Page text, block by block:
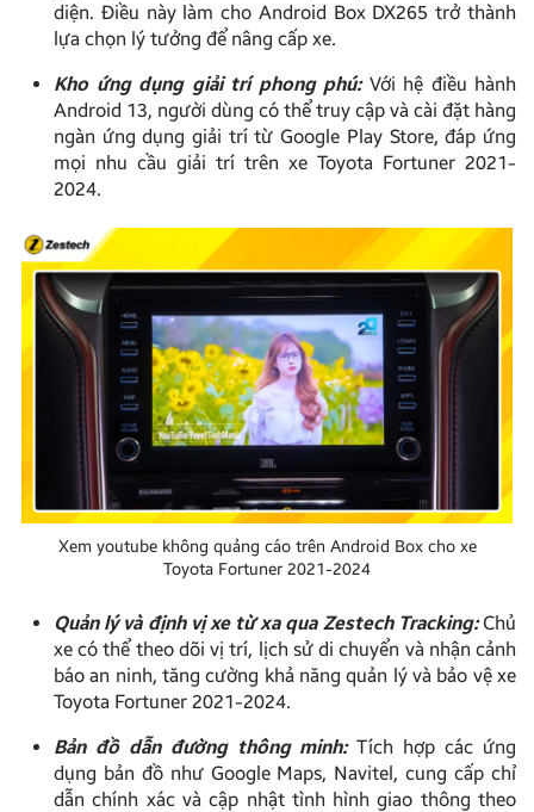
diện. Điều này làm cho Android Box DX265 trở thành
lựa chọn lý tưởng để nâng cấp xe.
Kho ứng dụng giải trí phong phú: Với hệ điều hành
Android 13, người dùng có thể truy cập và cài đặt hàng
ngàn ứng dụng giải trí từ Google Play Store, đáp ứng
mọi nhu cầu giải trí trên xe Toyota Fortuner 2021-
2024.
Xem youtube không quảng cáo trên Android Box cho xe
Toyota Fortuner 2021-2024
Quản lý và định vị xe từ xa qua Zestech Tracking: Chủ
xe có thể theo dõi vị trí, lịch sử di chuyển và nhận cảnh
báo an ninh, tăng cường khả năng quản lý và bảo vệ xe
Toyota Fortuner 2021-2024.
Bản đồ dẫn đường thông minh:Tích hợp các ứng
dụng bản đồ như Google Maps, Navitel, cung cấp chỉ
dẫn chính xác và cập nhật tình hình giao thông theo